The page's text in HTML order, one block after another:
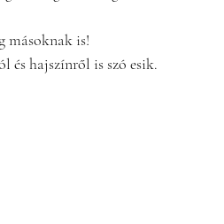
másoknak is!
és hajszínről is szó esik.